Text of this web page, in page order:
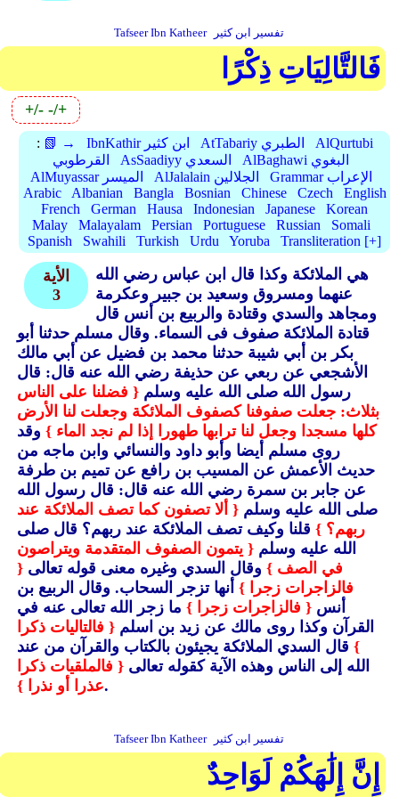
Tafseer Ibn Katheer تفسير ابن كثير
فَالتَّالِيَاتِ ذِكْرًا
+/- -/+
: 📗 → IbnKathir ابن كثير AtTabariy الطبري
AlQurtubi
القرطوبي
AsSaadiyy السعدي
AlBaghawi البغوي
AlMuyassar الميسر
AlJalalain الجلالين
Grammar الإعراب
Arabic
Albanian Bangla Bosnian Chinese Czech
English
French
German Hausa Indonesian Japanese
Korean
Malay
Malayalam Persian Portuguese Russian
Somali
Spanish
Swahili Turkish Urdu Yoruba Transliteration [+]
الأية
3
هي الملائكة وكذا قال ابن عباس رضي الله
عنهما ومسروق وسعيد بن جبير وعكرمة
ومجاهد والسدي وقتادة والربيع بن أنس قال
قتادة الملائكة صفوف فى السماء.وقال مسلم حدثنا أبو
بكر بن أبي شيبة حدثنا محمد بن فضيل عن أبي مالك
الأشجعي عن ربعي عن حذيفة رضي الله عنه قال: قال
رسول الله صلى الله عليه وسلم { فضلنا على الناس
بثلاث: جعلت صفوفنا كصفوف الملائكة وجعلت لنا الأرض
كلها مسجدا وجعل لنا ترابها طهورا إذا لم نجد الماء }وقد
روى مسلم أيضا وأبو داود والنسائي وابن ماجه من
حديث الأعمش عن المسيب بن رافع عن تميم بن طرفة
عن جابر بن سمرة رضي الله عنه قال: قال رسول الله
صلى الله عليه وسلم { ألا تصفون كما تصف الملائكة عند
ربهم؟ }قلنا وكيف تصف الملائكة عند ربهم؟ قال صلى
الله عليه وسلم { يتمون الصفوف المتقدمة ويتراصون
في الصف }وقال السدي وغيره معنى قوله تعالى {
فالزاجرات زجرا }أنها تزجر السحاب.وقال الربيع بن
أنس { فالزاجرات زجرا }ما زجر الله تعالى عنه في
القرآن وكذا روى مالك عن زيد بن اسلم { فالتاليات ذكرا
}قال السدي الملائكة يجيئون بالكتاب والقرآن من عند
الله إلى الناس وهذه الآية كقوله تعالى { فالملقيات ذكرا
عذرا أو نذرا }.
Tafseer Ibn Katheer تفسير ابن كثير
إِنَّ إِلَٰهَكُمْ لَوَاحِدٌ